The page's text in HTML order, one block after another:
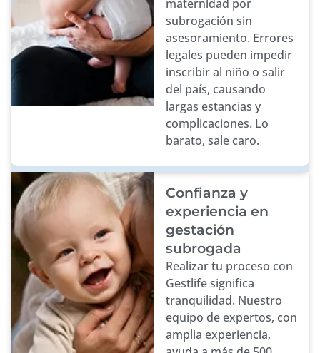
maternidad por
subrogación sin
asesoramiento. Errores
legales pueden impedir
inscribir al niño o salir
del país, causando
largas estancias y
complicaciones. Lo
barato, sale caro.
Confianza y
experiencia en
gestación
subrogada
Realizar tu proceso con
Gestlife significa
tranquilidad. Nuestro
equipo de expertos, con
amplia experiencia,